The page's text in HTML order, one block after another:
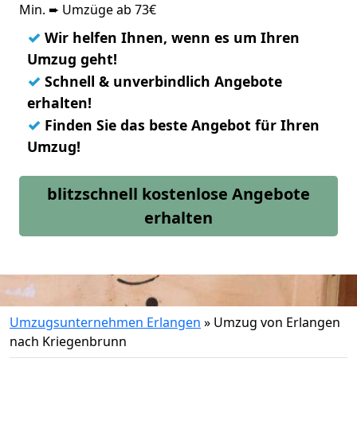
Min. ➨ Umzüge ab 73€
✓ Wir helfen Ihnen, wenn es um Ihren
Umzug geht!
✓ Schnell & unverbindlich Angebote
erhalten!
✓ Finden Sie das beste Angebot für Ihren
Umzug!
blitzschnell kostenlose Angebote
erhalten
Umzugsunternehmen Erlangen » Umzug von Erlangen
nach Kriegenbrunn